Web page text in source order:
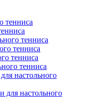
тенниса
тенниса
тенниса
настольного
для настольного